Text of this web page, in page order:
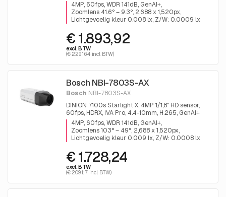
4MP, 60fps, WDR 141dB, GenAI+
Zoomlens 41.6° – 9.3°, 2,688 x 1,520px
Lichtgevoelig kleur 0.008 lx, Z/W: 0.0009 lx
€ 1.893,92
excl. BTW
(€ 2291.64 incl. BTW)
Bosch NBI-7803S-AX
Bosch NBI-7803S-AX
DINION 7100s Starlight X, 4MP 1/1,8" HD sensor,
60fps, HDRX, IVA Pro, 4.4-10mm, H.265, GenAI+
4MP, 60fps, WDR 141dB, GenAI+
Zoomlens 103° – 49°, 2,688 x 1,520px
Lichtgevoelig kleur 0.009 lx, Z/W: 0.0008 lx
€ 1.728,24
excl. BTW
(€ 2091.17 incl. BTW)